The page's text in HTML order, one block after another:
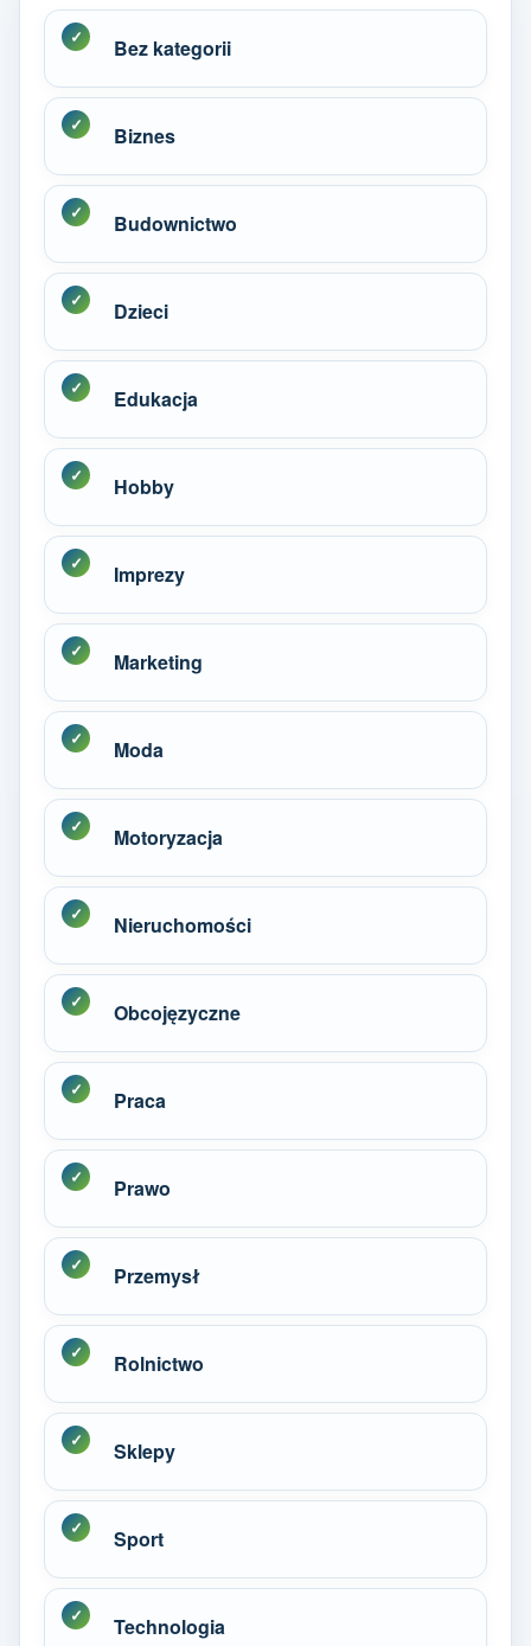
Bez kategorii
Biznes
Budownictwo
Dzieci
Edukacja
Hobby
Imprezy
Marketing
Moda
Motoryzacja
Nieruchomości
Obcojęzyczne
Praca
Prawo
Przemysł
Rolnictwo
Sklepy
Sport
Technologia